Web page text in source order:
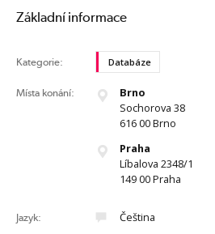
Základní informace
Kategorie: Databáze
Místa konání:
Brno
Sochorova 38
616 00 Brno
Praha
Líbalova 2348/1
149 00 Praha
Jazyk: Čeština